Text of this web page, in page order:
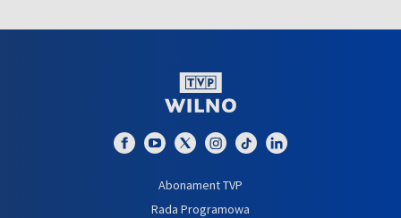
Abonament TVP
Rada Programowa